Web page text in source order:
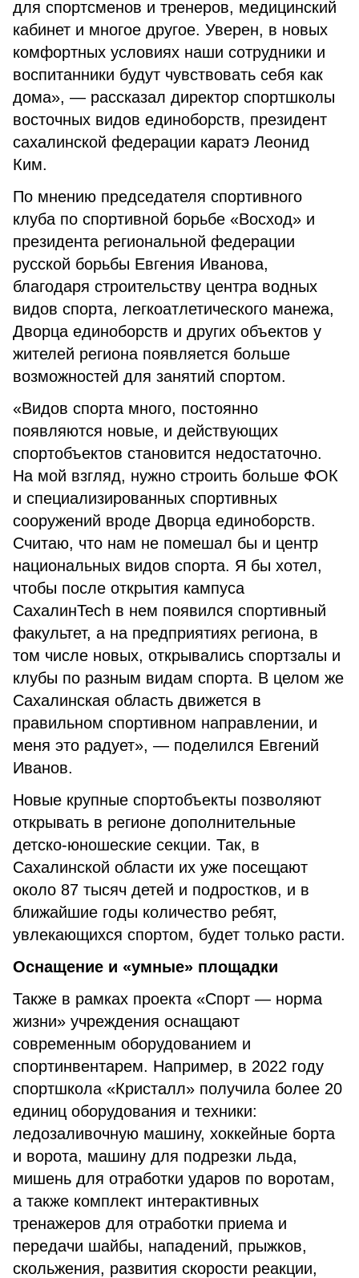
для спортсменов и тренеров, медицинский
кабинет и многое другое. Уверен, в новых
комфортных условиях наши сотрудники и
воспитанники будут чувствовать себя как
дома», — рассказал директор спортшколы
восточных видов единоборств, президент
сахалинской федерации каратэ Леонид
Ким.
По мнению председателя спортивного
клуба по спортивной борьбе «Восход» и
президента региональной федерации
русской борьбы Евгения Иванова,
благодаря строительству центра водных
видов спорта, легкоатлетического манежа,
Дворца единоборств и других объектов у
жителей региона появляется больше
возможностей для занятий спортом.
«Видов спорта много, постоянно
появляются новые, и действующих
спортобъектов становится недостаточно.
На мой взгляд, нужно строить больше ФОК
и специализированных спортивных
сооружений вроде Дворца единоборств.
Считаю, что нам не помешал бы и центр
национальных видов спорта. Я бы хотел,
чтобы после открытия кампуса
СахалинTech в нем появился спортивный
факультет, а на предприятиях региона, в
том числе новых, открывались спортзалы и
клубы по разным видам спорта. В целом же
Сахалинская область движется в
правильном спортивном направлении, и
меня это радует», — поделился Евгений
Иванов.
Новые крупные спортобъекты позволяют
открывать в регионе дополнительные
детско-юношеские секции. Так, в
Сахалинской области их уже посещают
около 87 тысяч детей и подростков, и в
ближайшие годы количество ребят,
увлекающихся спортом, будет только расти.
Оснащение и «умные» площадки
Также в рамках проекта «Спорт — норма
жизни» учреждения оснащают
современным оборудованием и
спортинвентарем. Например, в 2022 году
спортшкола «Кристалл» получила более 20
единиц оборудования и техники:
ледозаливочную машину, хоккейные борта
и ворота, машину для подрезки льда,
мишень для отработки ударов по воротам,
а также комплект интерактивных
тренажеров для отработки приема и
передачи шайбы, нападений, прыжков,
скольжения, развития скорости реакции,